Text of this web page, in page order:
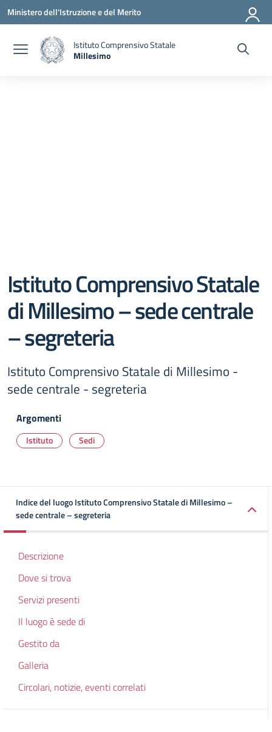
Vai ai contenuti
Vai al menu di navigazione
Vai al footer
Ministero dell'Istruzione e del Merito
Istituto Comprensivo Statale
Millesimo
Istituto Comprensivo Statale
di Millesimo – sede centrale
– segreteria
Istituto Comprensivo Statale di Millesimo -
sede centrale - segreteria
Argomenti
Istituto Sedi
Indice del luogo Istituto Comprensivo Statale di Millesimo –
sede centrale – segreteria
Descrizione
Dove si trova
Servizi presenti
Il luogo è sede di
Gestito da
Galleria
Circolari, notizie, eventi correlati